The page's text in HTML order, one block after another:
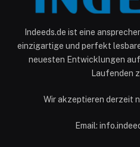
Indeeds.de ist eine
einzigartige und perfekt
neuesten Entwicklungen
Laufenden
Wir akzeptieren derzeit
Email: